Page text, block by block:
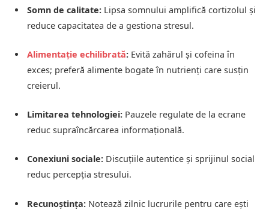
Somn de calitate: Lipsa somnului amplifică cortizolul și
reduce capacitatea de a gestiona stresul.
Alimentație echilibrată: Evită zahărul și cofeina în
exces; preferă alimente bogate în nutrienți care susțin
creierul.
Limitarea tehnologiei: Pauzele regulate de la ecrane
reduc supraîncărcarea informațională.
Conexiuni sociale: Discuțiile autentice și sprijinul social
reduc percepția stresului.
Recunoștința: Notează zilnic lucrurile pentru care ești